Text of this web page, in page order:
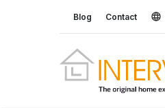
Blog Contact